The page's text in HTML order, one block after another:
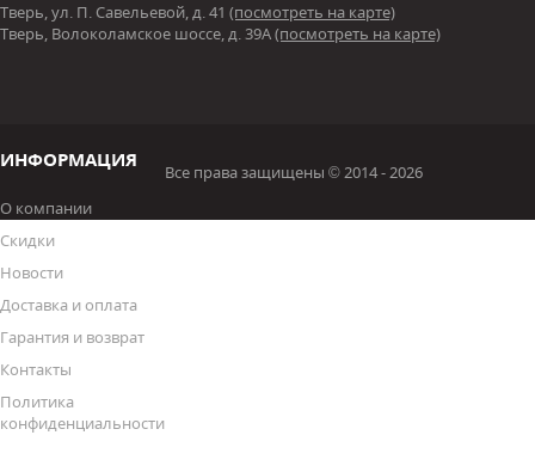
Тверь, ул. П. Савельевой, д. 41 (посмотреть на карте)
Тверь, Волоколамское шоссе, д. 39А(посмотреть на карте)
ИНФОРМАЦИЯ
О компании
Скидки
Новости
Доставка и оплата
Гарантия и возврат
Контакты
Политика
конфиденциальности
Все права защищены © 2014 - 2026